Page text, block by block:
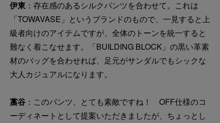
伊東 ：存在感のあるシルクパンツを合わせて。これは
「TOWAVASE」というブランドのもので、一見すると上
級者向けのアイテムですが、全体のトーンを統一すると
難なく着こなせます。「BUILDING BLOCK」の黒い革素
材のバッグを合わせれば、足元がサンダルでもシックな
大人カジュアルになります。
藁谷 ：このパンツ、とても素敵ですね！ OFF仕様のコ
ーディネートとして提案いただきましたが、ちょっとし